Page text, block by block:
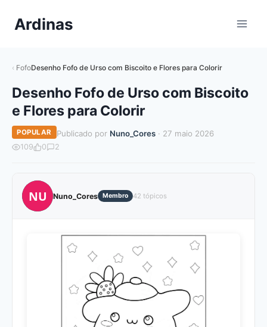
paraArdinas
FofoDesenho Fofo de Urso com Biscoito e Flores para Colorir
Desenho Fofo de Urso com Biscoito
e Flores para Colorir
POPULAR Publicado por Nuno_Cores· 27 maio 2026
109 0 2
NU Nuno_Cores Membro 42 tópicos